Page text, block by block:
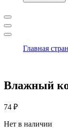
Главная
Влажный
74 ₽
Нет в наличии